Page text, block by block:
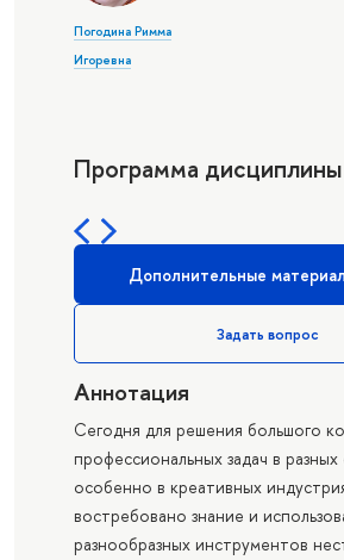
Погодина Римма
Игоревна
Программа дисциплины
Дополнительные
Задать вопрос
Аннотация
Сегодня для решения большого
профессиональных задач в разных
особенно в креативных
востребовано знание и
разнообразных инструментов